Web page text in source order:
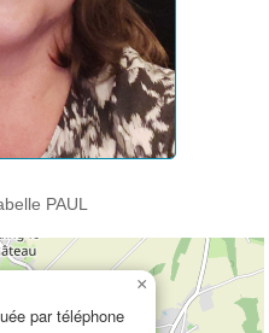
PAUL
par téléphone
×